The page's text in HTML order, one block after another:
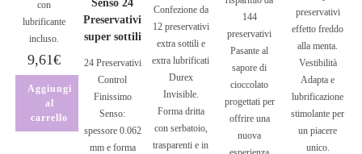
con
lubrificante
incluso.
9,61€
Aggiungi
al
carrello
Senso 24
Preservativi
super sottili
24 Preservativi
Control
Finissimo
Senso:
spessore 0.062
mm e forma
Confezione da
12 preservativi
extra sottili e
extra lubrificati
Durex
Invisible.
Forma dritta
con serbatoio,
trasparenti e in
144
preservativi
Pasante al
sapore di
cioccolato
progettati per
offrire una
nuova
preservativi
effetto freddo
alla menta.
Vestibilità
Adapta e
lubrificazione
stimolante per
un piacere
unico.